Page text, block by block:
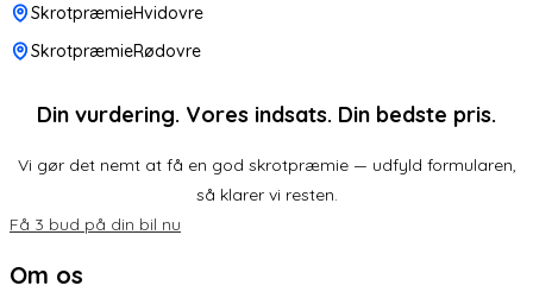
SkrotpræmieHvidovre
SkrotpræmieRødovre
Din vurdering. Vores indsats. Din bedste pris.
Vi gør det nemt at få en god skrotpræmie — udfyld formularen,
så klarer vi resten.
Få 3 bud på din bil nu
Om os